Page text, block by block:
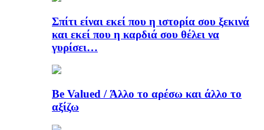
Σπίτι είναι εκεί που η ιστορία σου ξεκινά
και εκεί που η καρδιά σου θέλει να
γυρίσει…
Be Valued / Άλλο το αρέσω και άλλο το
αξίζω